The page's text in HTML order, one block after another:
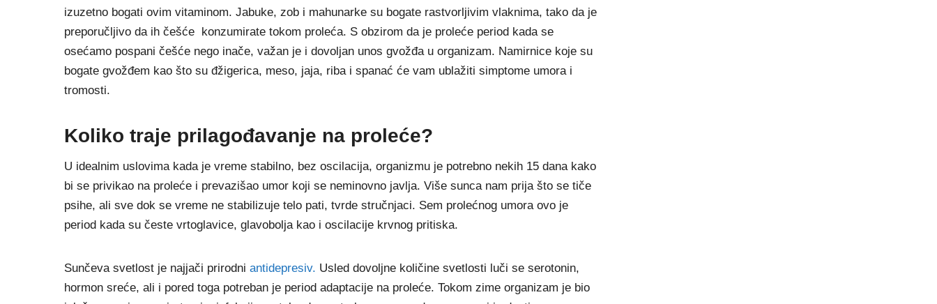
izuzetno bogati ovim vitaminom. Jabuke, zob i mahunarke su bogate rastvorljivim vlaknima, tako da je
preporučljivo da ih češće konzumirate tokom proleća. S obzirom da je proleće period kada se
osećamo pospani češće nego inače, važan je i dovoljan unos gvožđa u organizam. Namirnice koje su
bogate gvožđem kao što su đžigerica, meso, jaja, riba i spanać će vam ublažiti simptome umora i
tromosti.
Koliko traje prilagođavanje na proleće?
U idealnim uslovima kada je vreme stabilno, bez oscilacija, organizmu je potrebno nekih 15 dana kako
bi se privikao na proleće i prevazišao umor koji se neminovno javlja. Više sunca nam prija što se tiče
psihe, ali sve dok se vreme ne stabilizuje telo pati, tvrde stručnjaci. Sem prolećnog umora ovo je
period kada su česte vrtoglavice, glavobolja kao i oscilacije krvnog pritiska.
Sunčeva svetlost je najjači prirodni antidepresiv. Usled dovoljne količine svetlosti luči se serotonin,
hormon sreće, ali i pored toga potreban je period adaptacije na proleće. Tokom zime organizam je bio